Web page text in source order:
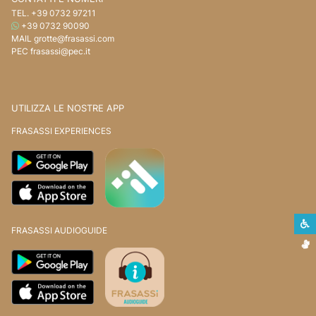
TEL. +39 0732 97211
WHATSAPP
+39 0732 90090
MAIL grotte@frasassi.com
PEC frasassi@pec.it
UTILIZZA LE NOSTRE APP
FRASASSI EXPERIENCES
FRASASSI AUDIOGUIDE